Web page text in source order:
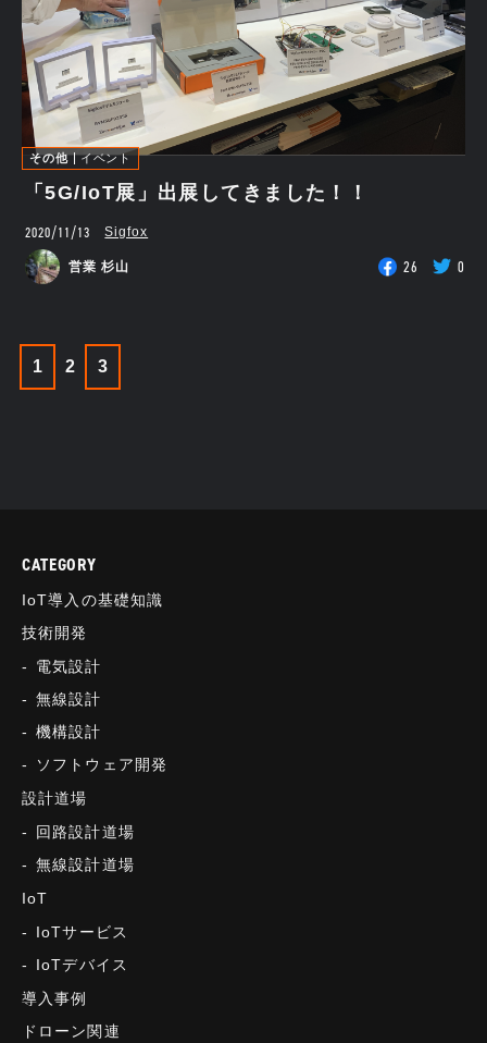
その他 イベント
「5G/IoT展」出展してきました！！
2020/11/13 Sigfox
営業 杉山 26 0
1 2 3
CATEGORY
IoT導入の基礎知識
技術開発
電気設計
無線設計
機構設計
ソフトウェア開発
設計道場
回路設計道場
無線設計道場
IoT
IoTサービス
IoTデバイス
導入事例
ドローン関連